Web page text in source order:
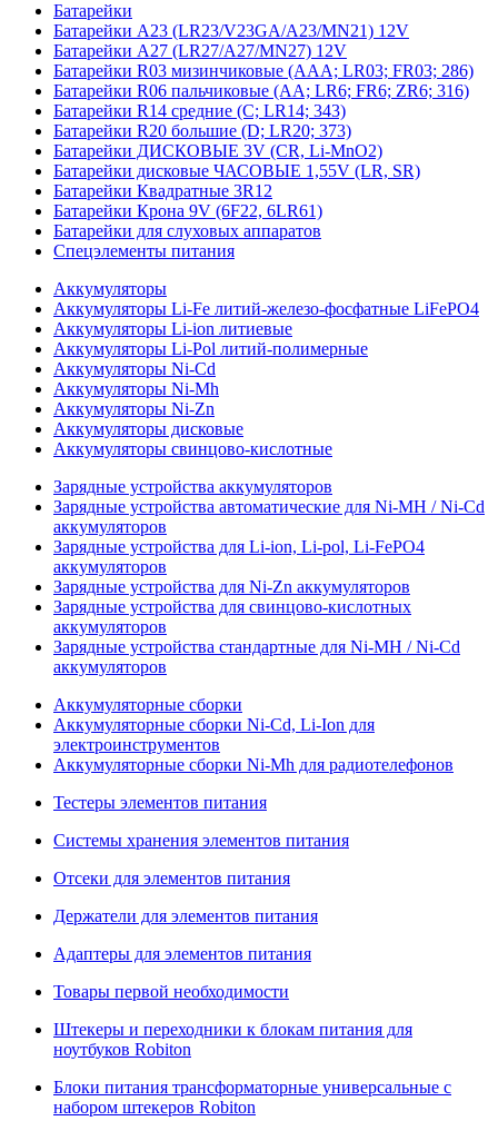
Батарейки
Батарейки A23 (LR23/V23GA/A23/MN21) 12V
Батарейки A27 (LR27/A27/MN27) 12V
Батарейки R03 мизинчиковые (AAA; LR03; FR03; 286)
Батарейки R06 пальчиковые (AA; LR6; FR6; ZR6; 316)
Батарейки R14 средние (C; LR14; 343)
Батарейки R20 большие (D; LR20; 373)
Батарейки ДИСКОВЫЕ 3V (CR, Li-MnO2)
Батарейки дисковые ЧАСОВЫЕ 1,55V (LR, SR)
Батарейки Квадратные 3R12
Батарейки Крона 9V (6F22, 6LR61)
Батарейки для слуховых аппаратов
Спецэлементы питания
Аккумуляторы
Аккумуляторы Li-Fe литий-железо-фосфатные LiFePO4
Аккумуляторы Li-ion литиевые
Аккумуляторы Li-Pol литий-полимерные
Аккумуляторы Ni-Cd
Аккумуляторы Ni-Mh
Аккумуляторы Ni-Zn
Аккумуляторы дисковые
Аккумуляторы свинцово-кислотные
Зарядные устройства аккумуляторов
Зарядные устройства автоматические для Ni-MH / Ni-Cd
аккумуляторов
Зарядные устройства для Li-ion, Li-pol, Li-FePO4
аккумуляторов
Зарядные устройства для Ni-Zn аккумуляторов
Зарядные устройства для свинцово-кислотных
аккумуляторов
Зарядные устройства стандартные для Ni-MH / Ni-Cd
аккумуляторов
Аккумуляторные сборки
Аккумуляторные сборки Ni-Cd, Li-Ion для
электроинструментов
Аккумуляторные сборки Ni-Mh для радиотелефонов
Тестеры элементов питания
Системы хранения элементов питания
Отсеки для элементов питания
Держатели для элементов питания
Адаптеры для элементов питания
Товары первой необходимости
Штекеры и переходники к блокам питания для
ноутбуков Robiton
Блоки питания трансформаторные универсальные с
набором штекеров Robiton